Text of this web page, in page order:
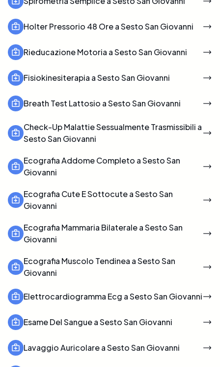
Holter Pressorio 48 Ore a Sesto San Giovanni
Rieducazione Motoria a Sesto San Giovanni
Fisiokinesiterapia a Sesto San Giovanni
Breath Test Lattosio a Sesto San Giovanni
Check-Up Malattie Sessualmente Trasmissibili a
Sesto San Giovanni
Ecografia Addome Completo a Sesto San
Giovanni
Ecografia Cute E Sottocute a Sesto San
Giovanni
Ecografia Mammaria Bilaterale a Sesto San
Giovanni
Ecografia Muscolo Tendinea a Sesto San
Giovanni
Elettrocardiogramma Ecg a Sesto San Giovanni
Esame Del Sangue a Sesto San Giovanni
Lavaggio Auricolare a Sesto San Giovanni